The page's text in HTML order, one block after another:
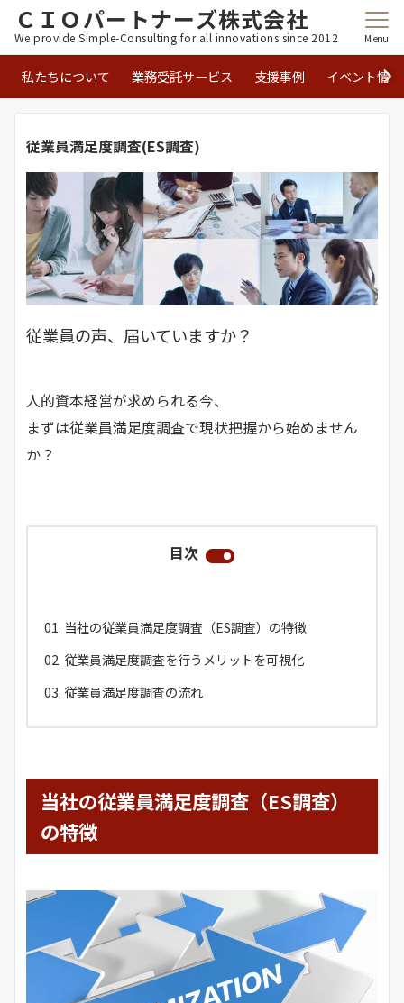
ＣＩＯパートナーズ株式会社
We provide Simple-Consulting for all innovations since 2012 Menu
私たちについて 業務受託サービス 支援事例 イベント情報
従業員満足度調査(ES調査)
従業員の声、届いていますか？
人的資本経営が求められる今、
まずは従業員満足度調査で現状把握から始めません
か？
目次
当社の従業員満足度調査（ES調査）の特徴
従業員満足度調査を行うメリットを可視化
従業員満足度調査の流れ
当社の従業員満足度調査（ES調査）
の特徴